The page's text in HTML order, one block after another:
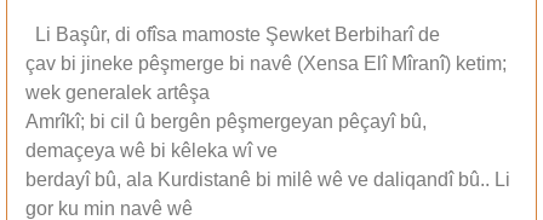
Li Başûr, di ofîsa mamoste Şewket Berbiharî de
çav bi jineke pêşmerge bi navê (Xensa Elî Mîranî) ketim;
wek generalek artêşa
Amrîkî; bi cil û bergên pêşmergeyan pêçayî bû,
demaçeya wê bi kêleka wî ve
berdayî bû, ala Kurdistanê bi milê wê ve daliqandî bû.. Li
gor ku min navê wê